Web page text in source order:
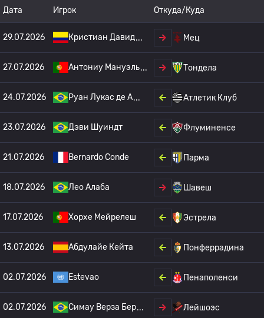
Дата Игрок Откуда/Куда
29.07.2026 Кристиан Давид Мец
27.07.2026 Антониу Мануэль Тондела
24.07.2026 Руан Лукас де А Атлетик Клуб
23.07.2026 Дэви Шуиндт Флуминенсе
21.07.2026 Bernardo Conde Парма
18.07.2026 Лео Алаба Шавеш
17.07.2026 Хорхе Мейрелеш Эстрела
13.07.2026 Абдулайе Кейта Понферрадина
02.07.2026 Estevao Пенаполенси
02.07.2026 Симау Верза Бер Лейшоэс